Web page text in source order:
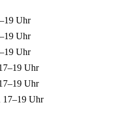
–19 Uhr
–19 Uhr
–19 Uhr
–19 Uhr
–19 Uhr
17–19 Uhr